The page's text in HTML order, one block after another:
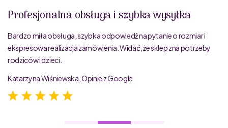
Profesjonalna obsługa i szybka wysyłka
Bardzo miła obsługa, szybka odpowiedź na pytanie o rozmiar i
ekspresowa realizacja zamówienia. Widać, że sklep zna potrzeby
rodziców i dzieci.
Katarzyna Wiśniewska, Opinie z Google